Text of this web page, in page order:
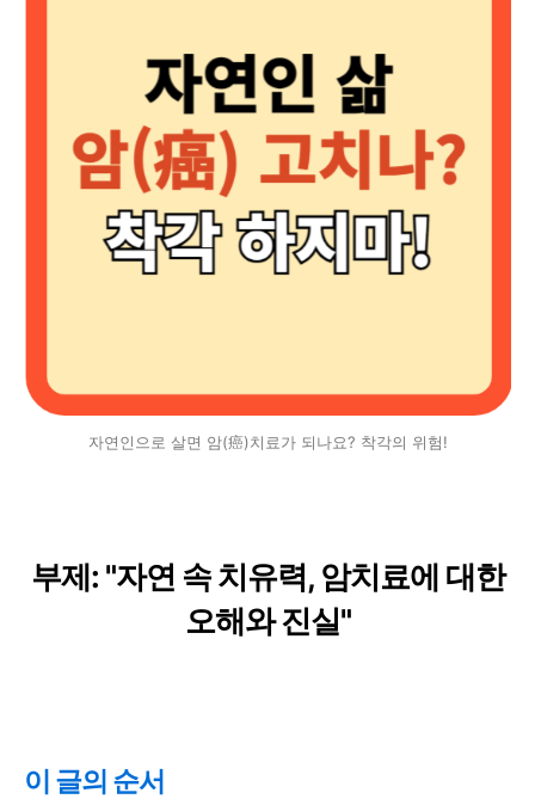
자연인으로 살면 암(癌)치료가 되나요? 착각의 위험!
부제: "자연 속 치유력, 암치료에 대한
오해와 진실"
이 글의 순서